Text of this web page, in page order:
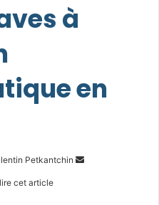
à
en
Petkantchin
Envoyer
cet article